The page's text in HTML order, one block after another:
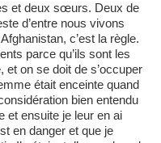
et deux sœurs. Deux de
d’entre nous vivons
c’est la règle.
parce qu’ils sont les
et on se doit de s’occuper
était enceinte quand
bien entendu
et ensuite je leur en ai
en danger et que je